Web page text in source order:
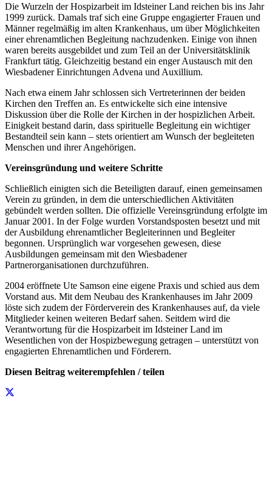
Die Wurzeln der Hospizarbeit im Idsteiner Land reichen bis ins Jahr
1999 zurück. Damals traf sich eine Gruppe engagierter Frauen und
Männer regelmäßig im alten Krankenhaus, um über Möglichkeiten
einer ehrenamtlichen Begleitung nachzudenken. Einige von ihnen
waren bereits ausgebildet und zum Teil an der Universitätsklinik
Frankfurt tätig. Gleichzeitig bestand ein enger Austausch mit den
Wiesbadener Einrichtungen Advena und Auxillium.
Nach etwa einem Jahr schlossen sich Vertreterinnen der beiden
Kirchen den Treffen an. Es entwickelte sich eine intensive
Diskussion über die Rolle der Kirchen in der hospizlichen Arbeit.
Einigkeit bestand darin, dass spirituelle Begleitung ein wichtiger
Bestandteil sein kann – stets orientiert am Wunsch der begleiteten
Menschen und ihrer Angehörigen.
Vereinsgründung und weitere Schritte
Schließlich einigten sich die Beteiligten darauf, einen gemeinsamen
Verein zu gründen, in dem die unterschiedlichen Aktivitäten
gebündelt werden sollten. Die offizielle Vereinsgründung erfolgte im
Januar 2001. In der Folge wurden Vorstandsposten besetzt und mit
der Ausbildung ehrenamtlicher Begleiterinnen und Begleiter
begonnen. Ursprünglich war vorgesehen gewesen, diese
Ausbildungen gemeinsam mit den Wiesbadener
Partnerorganisationen durchzuführen.
2004 eröffnete Ute Samson eine eigene Praxis und schied aus dem
Vorstand aus. Mit dem Neubau des Krankenhauses im Jahr 2009
löste sich zudem der Förderverein des Krankenhauses auf, da viele
Mitglieder keinen weiteren Bedarf sahen. Seitdem wird die
Verantwortung für die Hospizarbeit im Idsteiner Land im
Wesentlichen von der Hospizbewegung getragen – unterstützt von
engagierten Ehrenamtlichen und Förderern.
Diesen Beitrag weiterempfehlen / teilen